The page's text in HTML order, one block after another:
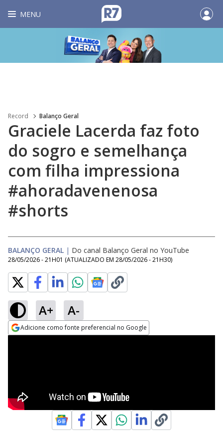
MENU
Record Balanço Geral
Graciele Lacerda faz foto
do sogro e semelhança
com filha impressiona
#ahoradavenenosa
#shorts
BALANÇO GERAL | Do canal Balanço Geral no YouTube
28/05/2026 - 21H01 (ATUALIZADO EM 28/05/2026 - 21H30)
A+ A-
Adicione como fonte preferencial no Google